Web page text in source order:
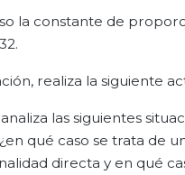
la constante de
realiza la siguiente
las siguientes
qué caso se trata de
directa y en qué